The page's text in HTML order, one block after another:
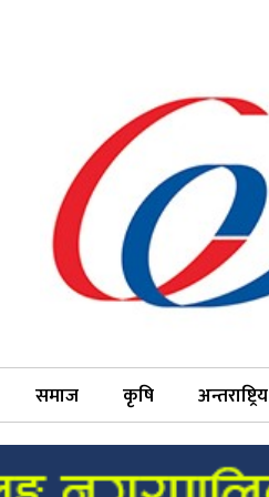
समाज कृषि अन्तराष्ट्रिय